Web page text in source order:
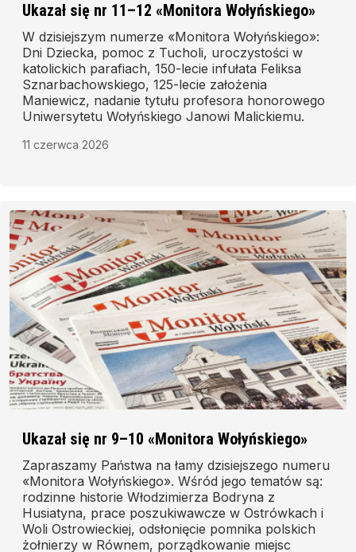
Ukazał się nr 11–12 «Monitora Wołyńskiego»
W dzisiejszym numerze «Monitora Wołyńskiego»:
Dni Dziecka, pomoc z Tucholi, uroczystości w
katolickich parafiach, 150-lecie infułata Feliksa
Sznarbachowskiego, 125-lecie założenia
Maniewicz, nadanie tytułu profesora honorowego
Uniwersytetu Wołyńskiego Janowi Malickiemu.
11 czerwca 2026
Ukazał się nr 9–10 «Monitora Wołyńskiego»
Zapraszamy Państwa na łamy dzisiejszego numeru
«Monitora Wołyńskiego». Wśród jego tematów są:
rodzinne historie Włodzimierza Bodryna z
Husiatyna, prace poszukiwawcze w Ostrówkach i
Woli Ostrowieckiej, odsłonięcie pomnika polskich
żołnierzy w Równem, porządkowanie miejsc